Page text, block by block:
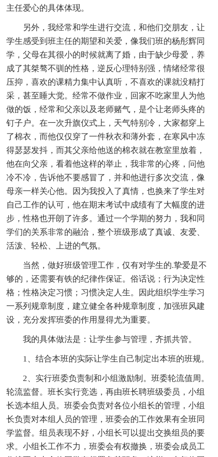
主任爱心的具体体现。
另外，我经常和学生进行交流，和他们交朋友，让
学生感受到班主任的期望和关爱，像我们班的杨彤辉同
学，父母在其很小的时候就离了婚，由于缺少母爱，养
成了其桀骜不驯的性格，逆反心理特别强，情绪经常很
压抑，喜欢的课精力集中认真听，不喜欢的课就没精打
采，甚至睡大觉。经常不做作业，回家不吃家里人为他
做的饭，经常和父亲以及老师赌气，是个让老师头疼的
钉子户。在一次升旗仪式上，天气特别冷，大家都穿上
了棉衣，而他仅仅穿了一件秋衣和薄外套，在寒风中冻
得瑟瑟发抖，而其父亲给他送的棉衣就在教室里放着，
他在向父亲，看着他这样的举止，我非常的心疼，问他
冷不冷，告诉他不要感冒了，并和他进行多次交流，像
母亲一样关心他。因为我投入了真情，也换来了学生对
自己工作的认可，他在期末考试中成绩有了大幅度的进
步，性格也开朗了许多。通过一个学期的努力，我和同
学们的关系非常的融洽，整个班级形成了真诚、友爱、
活泼、轻松、上进的气氛。
当然，做好班级管理工作，仅有对学生的.挚爱是不
够的，还需要有铁的纪律作保证。俗话说；行为决定性
格；性格决定习惯；习惯决定人生。因此组织学生学习
一系列规章制度，建立健全各种规章制度，加强班风建
设，充分发挥班委的作用显得尤为重要。
我的具体做法是：让学生参与管理，齐抓共管。
1、结合本班的实际让学生自己制定出本班的班规。
2、实行班委负责制和小组激励制。班委轮流值周。
轮流监督。班长实行竞选，再由班长聘班级委员，小组
长选本组人员。班委会负责对各位小组长的管理，小组
长负责对本组人员的管理，班委会的工作效果有全班同
学监督。组员表现不好，小组长可以提出交换组员的要
求。小组长工作不力，班委会有权撤换，班委会成员工